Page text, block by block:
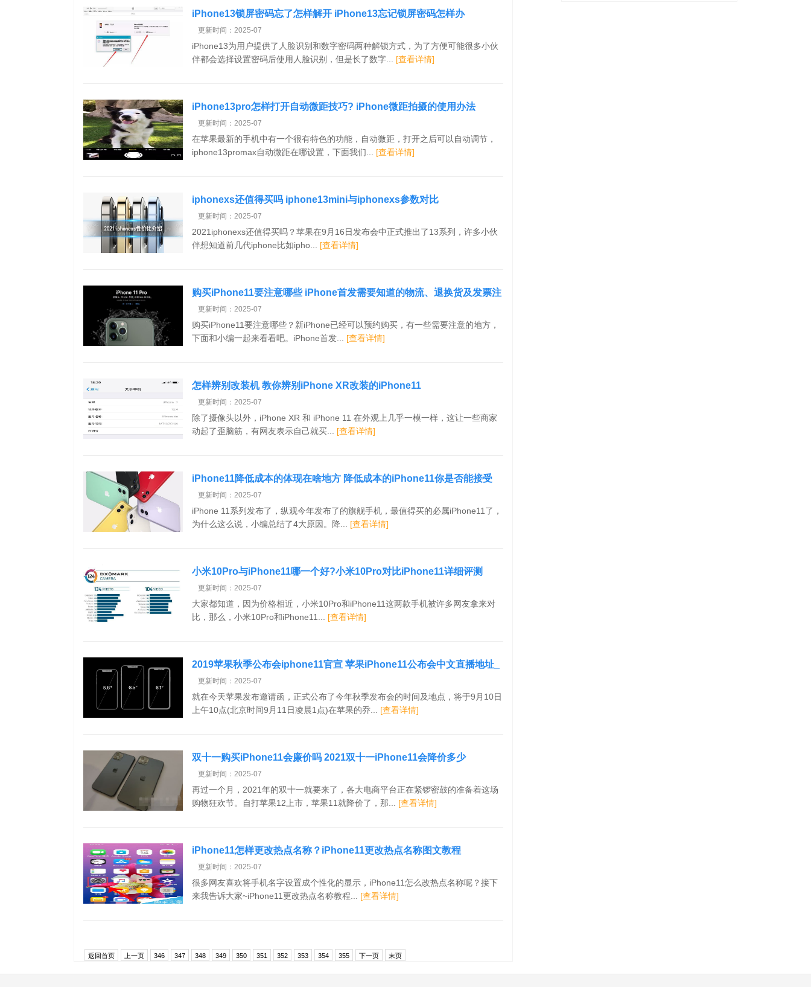
iPhone13锁屏密码忘了怎样解开 iPhone13忘记锁屏密码怎样办
更新时间：2025-07
iPhone13为用户提供了人脸识别和数字密码两种解锁方式，为了方便可能很多小伙
伴都会选择设置密码后使用人脸识别，但是长了数字... [查看详情]
iPhone13pro怎样打开自动微距技巧? iPhone微距拍摄的使用办法
更新时间：2025-07
在苹果最新的手机中有一个很有特色的功能，自动微距，打开之后可以自动调节，
iphone13promax自动微距在哪设置，下面我们... [查看详情]
iphonexs还值得买吗 iphone13mini与iphonexs参数对比
更新时间：2025-07
2021iphonexs还值得买吗？苹果在9月16日发布会中正式推出了13系列，许多小伙
伴想知道前几代iphone比如ipho... [查看详情]
购买iPhone11要注意哪些 iPhone首发需要知道的物流、退换货及发票注
意事项
更新时间：2025-07
购买iPhone11要注意哪些？新iPhone已经可以预约购买，有一些需要注意的地方，
下面和小编一起来看看吧。iPhone首发... [查看详情]
怎样辨别改装机 教你辨别iPhone XR改装的iPhone11
更新时间：2025-07
除了摄像头以外，iPhone XR 和 iPhone 11 在外观上几乎一模一样，这让一些商家
动起了歪脑筋，有网友表示自己就买... [查看详情]
iPhone11降低成本的体现在啥地方 降低成本的iPhone11你是否能接受
更新时间：2025-07
iPhone 11系列发布了，纵观今年发布了的旗舰手机，最值得买的必属iPhone11了，
为什么这么说，小编总结了4大原因。降... [查看详情]
小米10Pro与iPhone11哪一个好?小米10Pro对比iPhone11详细评测
更新时间：2025-07
大家都知道，因为价格相近，小米10Pro和iPhone11这两款手机被许多网友拿来对
比，那么，小米10Pro和iPhone11... [查看详情]
2019苹果秋季公布会iphone11官宣 苹果iPhone11公布会中文直播地址_
科技资讯
更新时间：2025-07
就在今天苹果发布邀请函，正式公布了今年秋季发布会的时间及地点，将于9月10日
上午10点(北京时间9月11日凌晨1点)在苹果的乔... [查看详情]
双十一购买iPhone11会廉价吗 2021双十一iPhone11会降价多少
更新时间：2025-07
再过一个月，2021年的双十一就要来了，各大电商平台正在紧锣密鼓的准备着这场
购物狂欢节。自打苹果12上市，苹果11就降价了，那... [查看详情]
iPhone11怎样更改热点名称？iPhone11更改热点名称图文教程
更新时间：2025-07
很多网友喜欢将手机名字设置成个性化的显示，iPhone11怎么改热点名称呢？接下
来我告诉大家~iPhone11更改热点名称教程... [查看详情]
返回首页 上一页 346 347 348 349 350 351 352 353 354 355 下一页 末页